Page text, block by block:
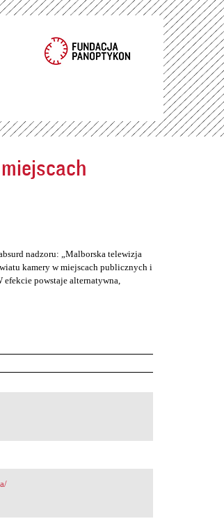
nadzoru: „Malborska telewizja
kamery w miejscach publicznych i
powstaje alternatywna,